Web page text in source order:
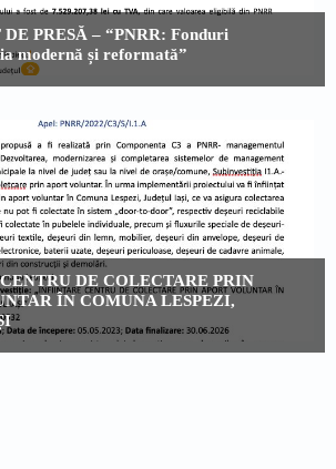
PRESĂ – “PNRR: Fonduri
modernă și reformată”
DE COLECTARE PRIN
ÎN COMUNA LESPEZI,